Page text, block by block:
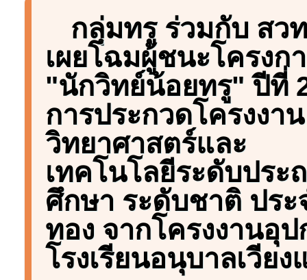
กลุ่มทรู ร่วมกับ สว
เผยโฉมผู้ชนะโครงก
"นักวิทย์น้อยทรู" ปีที่
การประกวดโครงงาน
วิทยาศาสตร์และ
เทคโนโลยีระดับประ
ศึกษา ระดับชาติ ประ
ทอง จากโครงงานอุ
โรงเรียนอนุบาลเวียง